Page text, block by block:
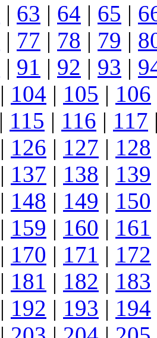
| 63 | 64 | 65 |
| 77 | 78 | 79 |
| 91 | 92 | 93 |
| 104 | 105 | 106
| 115 | 116 | 117
| 126 | 127 | 128
| 137 | 138 | 139
| 148 | 149 | 150
| 159 | 160 | 161
| 170 | 171 | 172
| 181 | 182 | 183
| 192 | 193 | 194